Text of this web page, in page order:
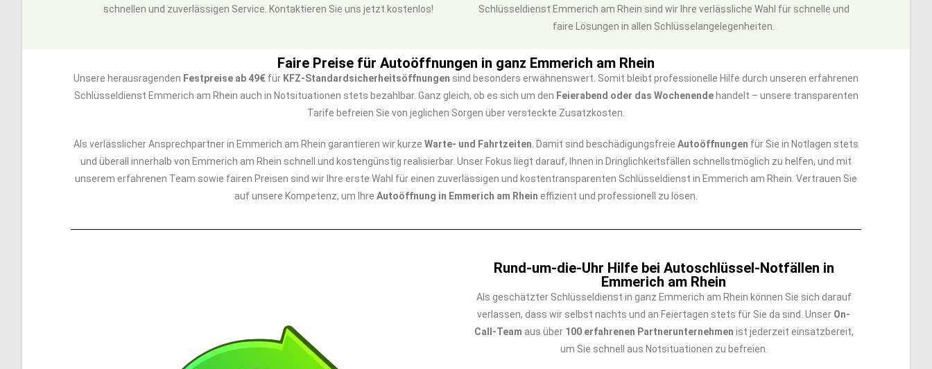
schnellen und zuverlässigen Service. Kontaktieren Sie uns jetzt kostenlos!
Schlüsseldienst Emmerich am Rhein sind wir Ihre verlässliche Wahl für schnelle und
faire Lösungen in allen Schlüsselangelegenheiten.
Faire Preise für Autoöffnungen in ganz Emmerich am Rhein
Unsere herausragenden Festpreise ab 49€ für KFZ-Standardsicherheitsöffnungen sind besonders erwähnenswert. Somit bleibt professionelle Hilfe durch unseren erfahrenen
Schlüsseldienst Emmerich am Rhein auch in Notsituationen stets bezahlbar. Ganz gleich, ob es sich um den Feierabend oder das Wochenendehandelt – unsere transparenten
Tarife befreien Sie von jeglichen Sorgen über versteckte Zusatzkosten.
Als verlässlicher Ansprechpartner in Emmerich am Rhein garantieren wir kurze Warte- und Fahrtzeiten . Damit sind beschädigungsfreie Autoöffnungen für Sie in Notlagen stets
und überall innerhalb von Emmerich am Rhein schnell und kostengünstig realisierbar. Unser Fokus liegt darauf, Ihnen in Dringlichkeitsfällen schnellstmöglich zu helfen, und mit
unserem erfahrenen Team sowie fairen Preisen sind wir Ihre erste Wahl für einen zuverlässigen und kostentransparenten Schlüsseldienst in Emmerich am Rhein. Vertrauen Sie
auf unsere Kompetenz, um Ihre Autoöffnung in Emmerich am Rhein effizient und professionell zu lösen.
Rund-um-die-Uhr Hilfe bei Autoschlüssel-Notfällen in
Emmerich am Rhein
Als geschätzter Schlüsseldienst in ganz Emmerich am Rhein können Sie sich darauf
verlassen, dass wir selbst nachts und an Feiertagen stets für Sie da sind. Unser On-
Call-Team aus über 100 erfahrenen Partnerunternehmen ist jederzeit einsatzbereit,
um Sie schnell aus Notsituationen zu befreien.